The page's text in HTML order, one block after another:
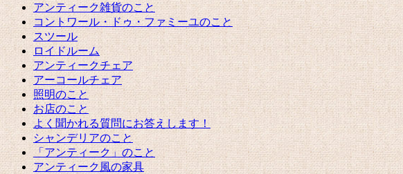
アンティーク雑貨のこと
コントワール・ドゥ・ファミーユのこと
スツール
ロイドルーム
アンティークチェア
アーコールチェア
照明のこと
お店のこと
よく聞かれる質問にお答えします！
シャンデリアのこと
「アンティーク」のこと
アンティーク風の家具